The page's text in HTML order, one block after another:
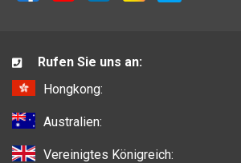
Rufen Sie uns an:
Hongkong:
Australien:
Vereinigtes Königreich: